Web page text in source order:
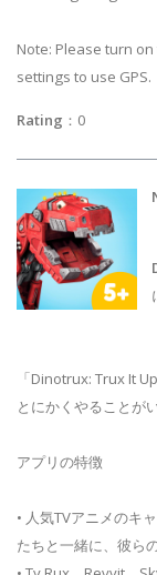
Note: Please turn
settings to use GPS.
Rating
「Dinotrux: Trux It
とにかくやることが
アプリの特徴
• 人気TVアニメのキ
たちと一緒に、彼ら